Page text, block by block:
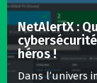
NetAlertX :
héros !
Dans l’univers